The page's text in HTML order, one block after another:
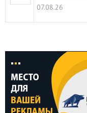
07.08.26